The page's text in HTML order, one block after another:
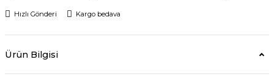
Hızlı Gönderi Kargo bedava
Ürün Bilgisi